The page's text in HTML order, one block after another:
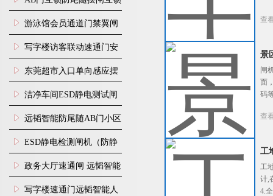
闸机
游泳馆会员通道门禁翼闸
写字楼访客联动速通门安
装
东莞超市入口单向感应摆
闸安装
洁净车间ESD静电测试闸
机
远韬智能防尾随AB门小区
门禁闸机安装
​ESD静电检测闸机（防静
电门禁通道系统）
政务大厅速通闸 远韬智能
防尾随静音速通门
写字楼速通门远韬智能人
查
景
闸
面
码
查
工
工
计,
4.